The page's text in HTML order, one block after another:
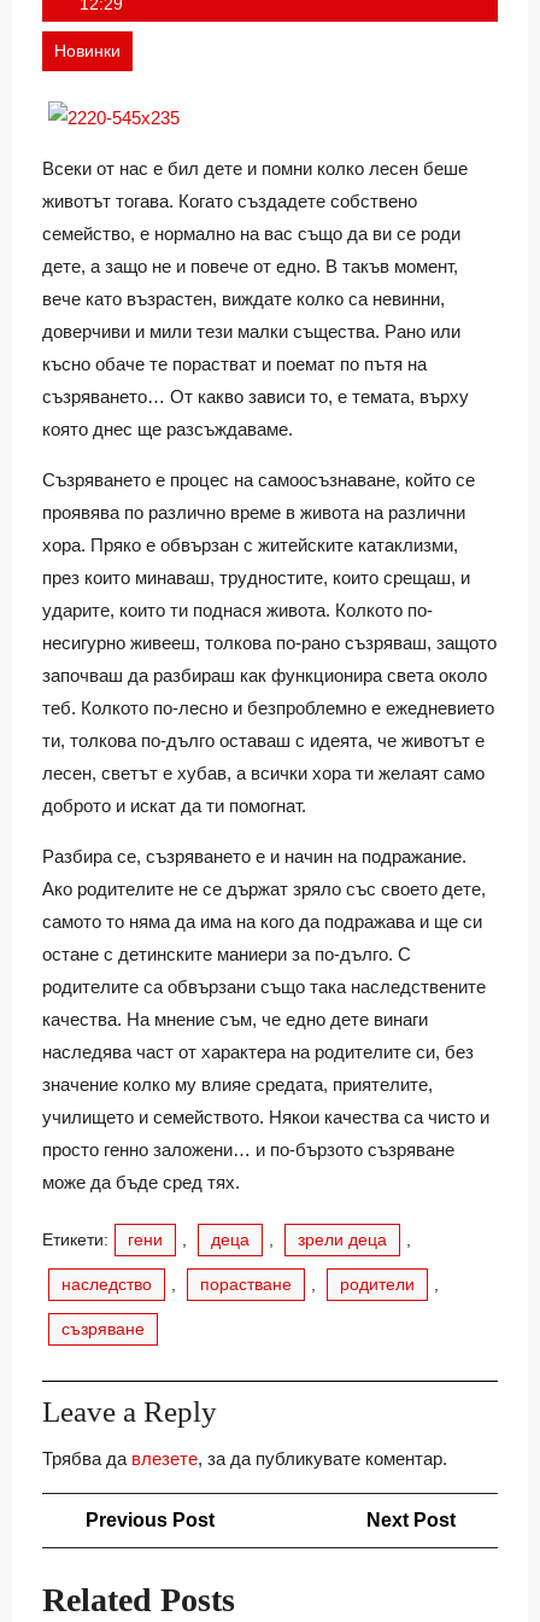
Новинки
Всеки от нас е бил дете и помни колко лесен беше
животът тогава. Когато създадете собствено
семейство, е нормално на вас също да ви се роди
дете, а защо не и повече от едно. В такъв момент,
вече като възрастен, виждате колко са невинни,
доверчиви и мили тези малки същества. Рано или
късно обаче те порастват и поемат по пътя на
съзряването… От какво зависи то, е темата, върху
която днес ще разсъждаваме.
Съзряването е процес на самоосъзнаване, който се
проявява по различно време в живота на различни
хора. Пряко е обвързан с житейските катаклизми,
през които минаваш, трудностите, които срещаш, и
ударите, които ти поднася живота. Колкото по-
несигурно живееш, толкова по-рано съзряваш, защото
започваш да разбираш как функционира света около
теб. Колкото по-лесно и безпроблемно е ежедневието
ти, толкова по-дълго оставаш с идеята, че животът е
лесен, светът е хубав, а всички хора ти желаят само
доброто и искат да ти помогнат.
Разбира се, съзряването е и начин на подражание.
Ако родителите не се държат зряло със своето дете,
самото то няма да има на кого да подражава и ще си
остане с детинските маниери за по-дълго. С
родителите са обвързани също така наследствените
качества. На мнение съм, че едно дете винаги
наследява част от характера на родителите си, без
значение колко му влияе средата, приятелите,
училището и семейството. Някои качества са чисто и
просто генно заложени… и по-бързото съзряване
може да бъде сред тях.
Етикети: гени деца зрели деца
наследство порастване родители
съзряване
Leave a Reply
Трябва да влезете, за да публикувате коментар.
Навигация
Previous PostPrevious
Next Post
Related Posts